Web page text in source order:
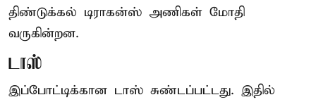
திண்டுக்கல் டிராகன்ஸ் அணிகள் மோதி
வருகின்றன.
டாஸ்
இப்போட்டிக்கான டாஸ் சுண்டப்பட்டது. இதில்